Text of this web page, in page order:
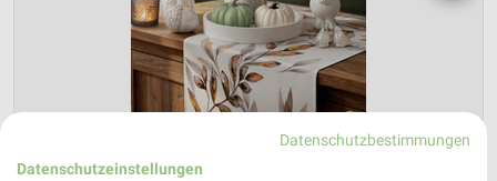
Datenschutzbestimmungen
Datenschutzeinstellungen